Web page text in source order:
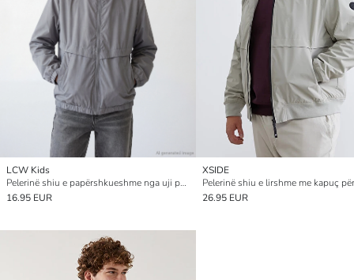
LCW Kids
Pelerinë shiu e papërshkueshme nga uji për djem
16.95 EUR
XSIDE
Pelerinë shiu e lirshme me kapuç
26.95 EUR